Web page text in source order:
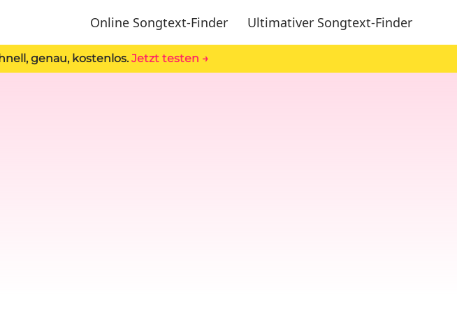
Online Songtext-Finder Ultimativer Songtext-Finder
genau, kostenlos. Jetzt testen →